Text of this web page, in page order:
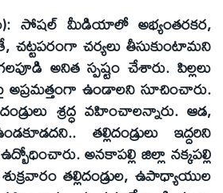
సోషల్‌ మీడియాలో అభ్యంతరకర,
చట్టపరంగా చర్యలు తీసుకుంటామని
అనిత స్పష్టం చేశారు. పిల్లలు
ఉండాలని సూచించారు.
శ్రద్ధ వహించాలన్నారు. ఆడ,
తల్లిదండ్రులు ఇద్దరిని
అనకాపల్లి జిల్లా నక్కపల్లి
తల్లిదండ్రుల, ఉపాధ్యాయుల